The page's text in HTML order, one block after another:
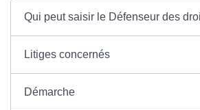
Qui peut saisir le Défenseur des
Litiges concernés
Démarche